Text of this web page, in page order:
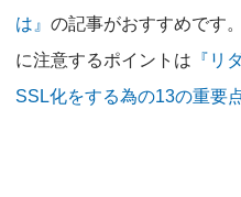
は』 の記事がおすすめです
に注意するポイントは 『リ
SSL化をする為の13の重要点